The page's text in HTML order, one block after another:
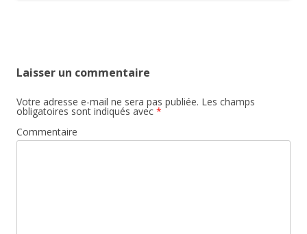
Laisser un commentaire
Votre adresse e-mail ne sera pas publiée. Les champs
obligatoires sont indiqués avec *
Commentaire